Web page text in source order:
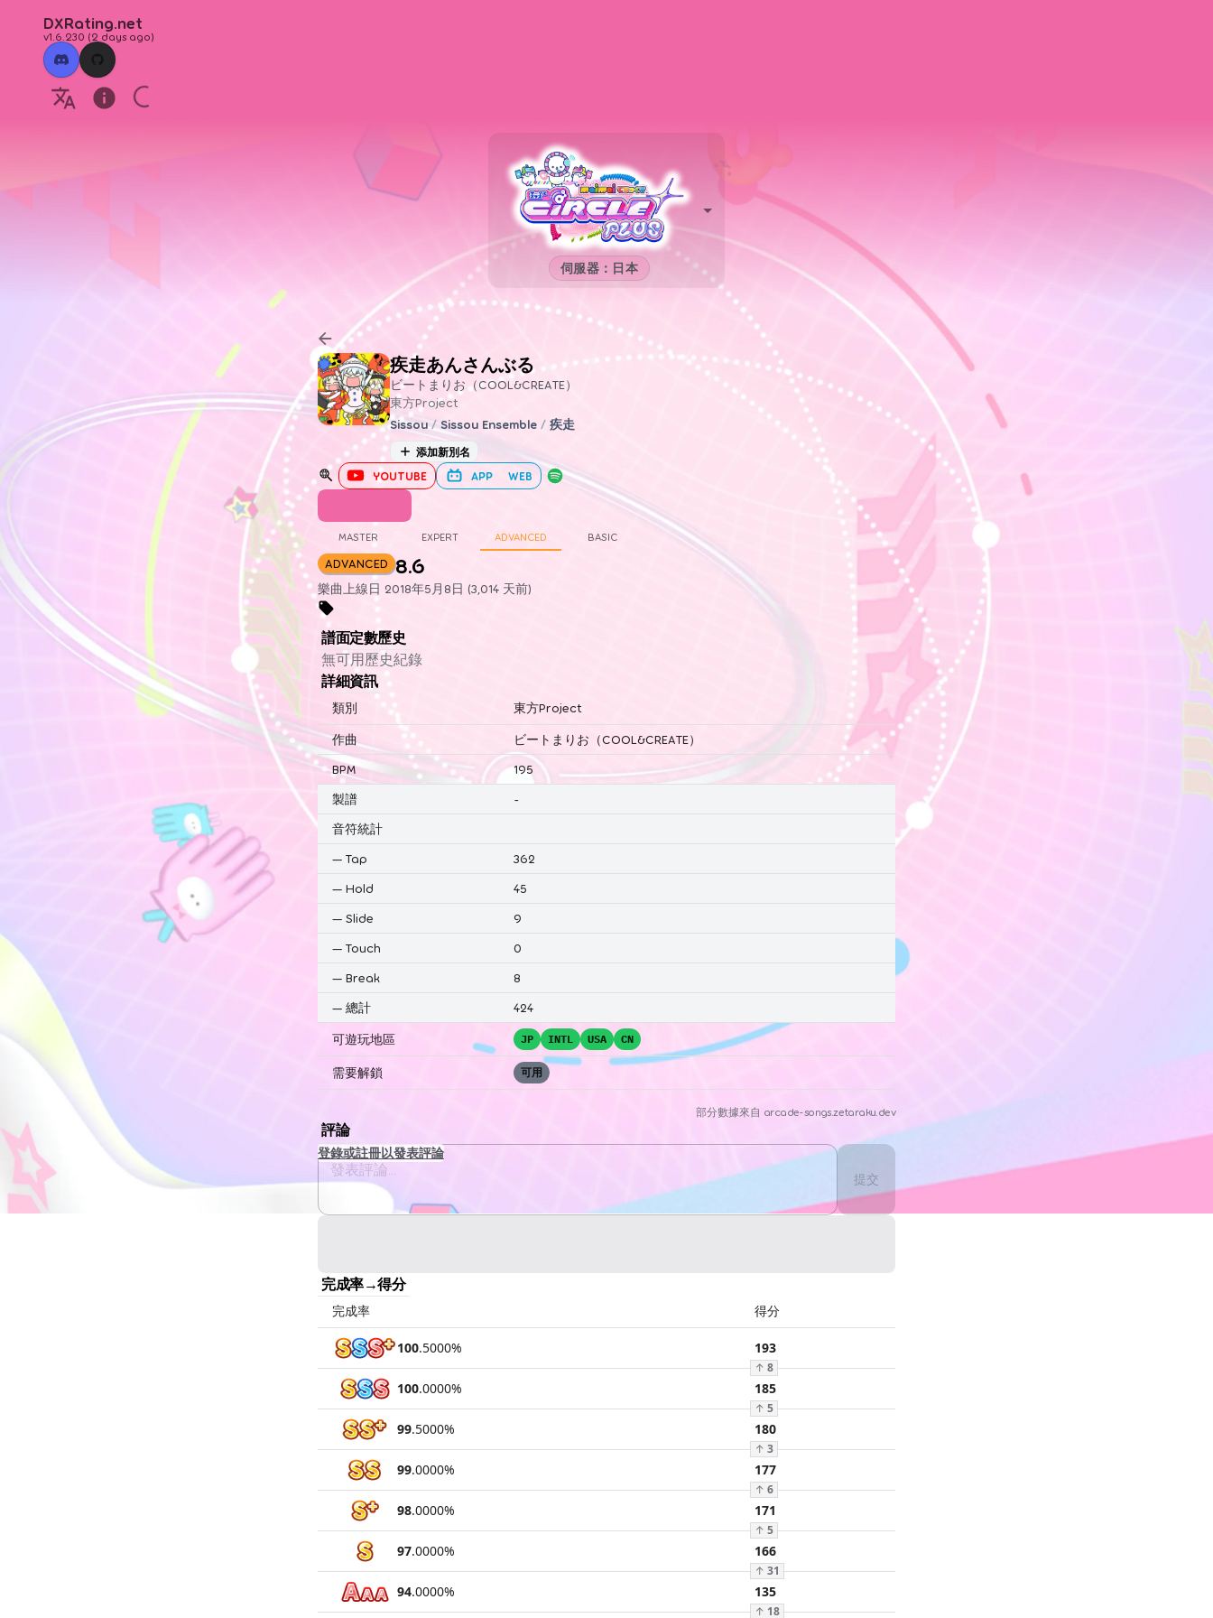
DXRating.net
v1.6.230 (2 days ago)
伺服器：日本
疾走あんさんぶる
ビートまりお（COOL&CREATE）
東方Project
Sissou / Sissou Ensemble / 疾走
添加新別名
YOUTUBE APP WEB
MASTER EXPERT ADVANCED BASIC
ADVANCED 8.6
樂曲上線日 2018年5月8日 (3,014 天前)
譜面定數歷史
無可用歷史紀錄
詳細資訊
類別 東方Project
作曲
ビートまりお（COOL&CREATE）
BPM
195
製譜
-
音符統計
— Tap
362
— Hold
45
— Slide
9
— Touch
0
— Break
8
— 總計 424
可遊玩地區 JP INTL USA CN
需要解鎖 可用
部分數據來自 arcade-songs.zetaraku.dev
評論
提交
登錄或註冊以發表評論
完成率→得分
完成率 得分
100.5000% 193
↑ 8
100.0000% 185
↑ 5
99.5000% 180
↑ 3
99.0000% 177
↑ 6
98.0000% 171
↑ 5
97.0000% 166
↑ 31
94.0000% 135
↑ 18